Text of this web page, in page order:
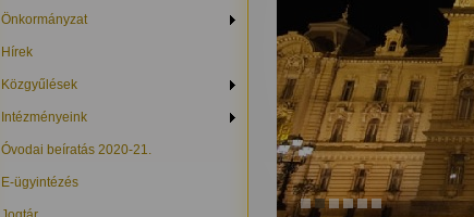
Önkormányzat
Hírek
Közgyűlések
Intézményeink
Óvodai beíratás 2020-21.
E-ügyintézés